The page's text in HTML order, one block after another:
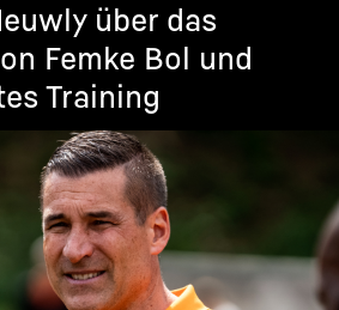
über das
Femke Bol und
Training